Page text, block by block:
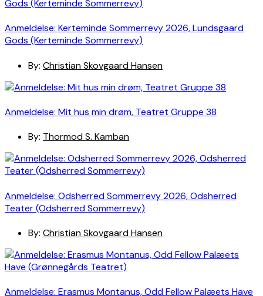
Anmeldelse: Kerteminde Sommerrevy 2026, Lundsgaard
Gods (Kerteminde Sommerrevy)
By: Christian Skovgaard Hansen
Anmeldelse: Mit hus min drøm, Teatret Gruppe 38
By: Thormod S. Kamban
Anmeldelse: Odsherred Sommerrevy 2026, Odsherred
Teater (Odsherred Sommerrevy)
By: Christian Skovgaard Hansen
Anmeldelse: Erasmus Montanus, Odd Fellow Palæets Have